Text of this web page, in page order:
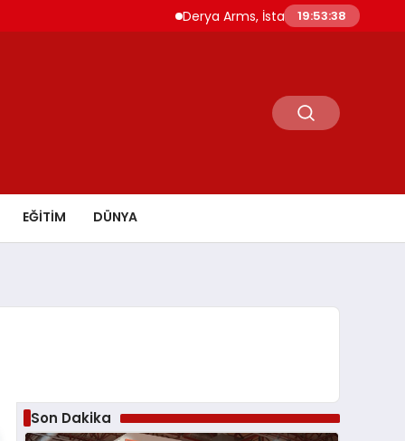
Derya Arms, İstanbul Prohunt 2026’da
19:53:39
EĞİTİM DÜNYA
Son Dakika